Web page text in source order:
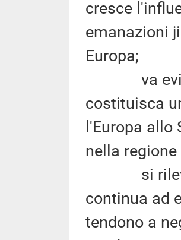
cresce
emanazioni
Europa;
va
costituisca
l'Europa
nella
si rileva
continua ad
tendono a